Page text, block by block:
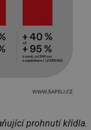
prohnutí křídla.